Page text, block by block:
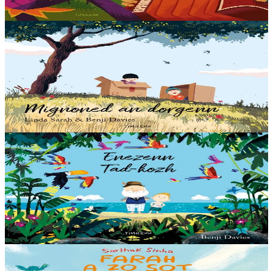
Er stok14,00 €
3 bloaz hag ouzhpenn
Timilenn
Mignoned an dorgenn
Brieg ha Telo eo ar vignoned wellañ er bed. Tremen a reont
eurvezhioù o c'hoari asambles war an dorgenn. Un deiz e erru ur
paotrig nevez, gant ar c'hoant da vezan ganto....
Er stok14,00 €
3 bloaz hag ouzhpenn
Timilenn
Enezenn Tad-kozh
Karantez en deus Saig ouzh e Dad-kozh. Karantez en deus Tad-
kozh ouzh Saig. Ha ne cheñcho biken. Ul levr brav ha frealzus a lak
war-wel pegen tost e c'hell ar...
Er stok14,00 €
3 bloaz hag ouzhpenn